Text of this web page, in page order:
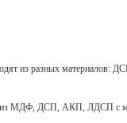
из разных
из МДФ, ДСП, АКП, ЛДСП с